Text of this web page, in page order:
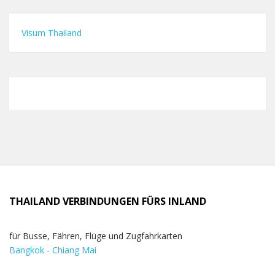
Visum Thailand
THAILAND VERBINDUNGEN FÜRS INLAND
für Busse, Fähren, Flüge und Zugfahrkarten
Bangkok - Chiang Mai